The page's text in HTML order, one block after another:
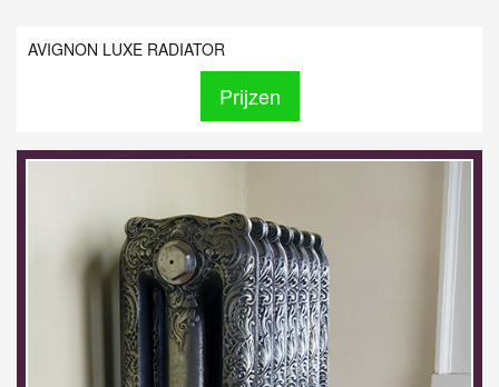
AVIGNON LUXE RADIATOR
Prijzen